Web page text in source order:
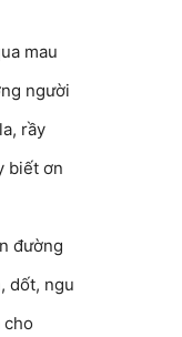
mau
người
rầy
biết ơn
đường
dốt, ngu
cho